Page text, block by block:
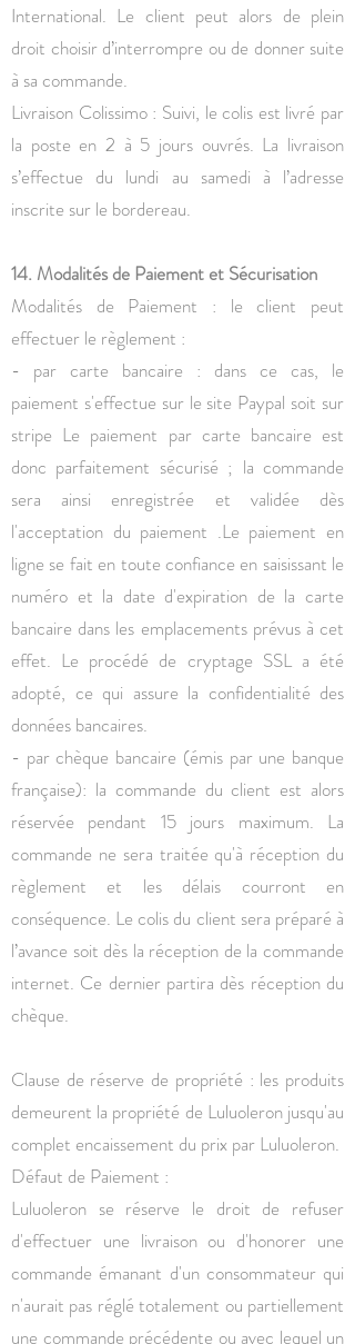
International. Le client peut alors de plein
droit choisir d’interrompre ou de donner suite
à sa commande.
Livraison Colissimo : Suivi, le colis est livré par
la poste en 2 à 5 jours ouvrés. La livraison
s’effectue du lundi au samedi à l’adresse
inscrite sur le bordereau.
14. Modalités de Paiement et Sécurisation
Modalités de Paiement : le client peut
effectuer le règlement :
- par carte bancaire : dans ce cas, le
paiement s'effectue sur le site Paypal soit sur
stripe Le paiement par carte bancaire est
donc parfaitement sécurisé ; la commande
sera ainsi enregistrée et validée dès
l'acceptation du paiement .Le paiement en
ligne se fait en toute confiance en saisissant le
numéro et la date d'expiration de la carte
bancaire dans les emplacements prévus à cet
effet. Le procédé de cryptage SSL a été
adopté, ce qui assure la confidentialité des
données bancaires.
- par chèque bancaire (émis par une banque
française): la commande du client est alors
réservée pendant 15 jours maximum. La
commande ne sera traitée qu'à réception du
règlement et les délais courront en
conséquence. Le colis du client sera préparé à
l’avance soit dès la réception de la commande
internet. Ce dernier partira dès réception du
chèque.
Clause de réserve de propriété : les produits
demeurent la propriété de Luluoleron jusqu'au
complet encaissement du prix par Luluoleron.
Défaut de Paiement :
Luluoleron se réserve le droit de refuser
d'effectuer une livraison ou d'honorer une
commande émanant d'un consommateur qui
n'aurait pas réglé totalement ou partiellement
une commande précédente ou avec lequel un